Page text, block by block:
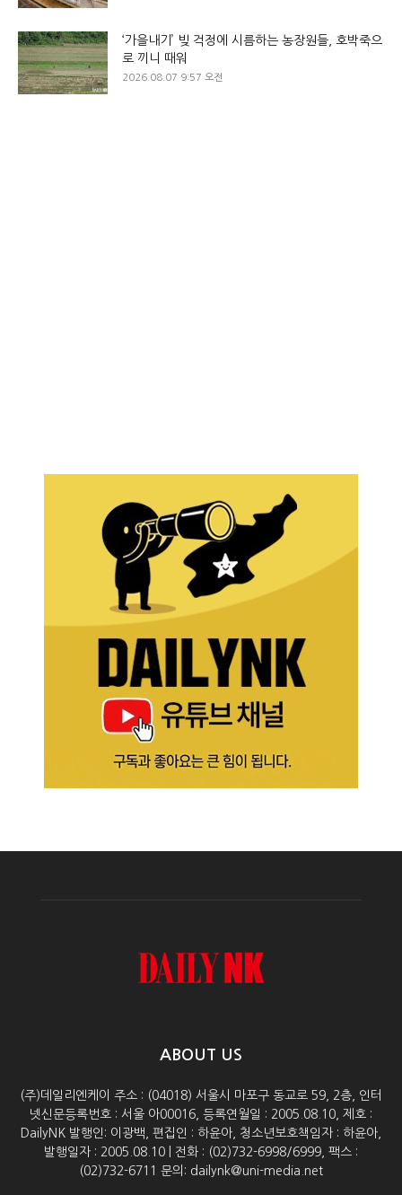
‘가을내기’ 빚 걱정에 시름하는 농장원들, 호박죽으
로 끼니 때워
2026.08.07 9:57 오전
ABOUT US
(주)데일리엔케이 주소 : (04018) 서울시 마포구 동교로 59, 2층, 인터
넷신문등록번호 : 서울 아00016, 등록연월일 : 2005.08.10, 제호 :
DailyNK 발행인: 이광백, 편집인 : 하윤아, 청소년보호책임자 : 하윤아,
발행일자 : 2005.08.10 | 전화 : (02)732-6998/6999, 팩스 :
(02)732-6711 문의: dailynk@uni-media.net